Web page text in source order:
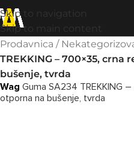
Skip to navigation
Skip to main content
Prodavnica /
TREKKING – 700×35,
bušenje, tvrda
Wag Guma SA234 TREKKING
otporna na bušenje, tvrda